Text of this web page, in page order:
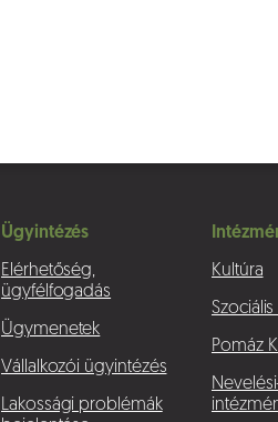
Ügyintézés
Elérhetőség,
ügyfélfogadás
Ügymenetek
Vállalkozói ügyintézés
Lakossági problémák
Kultúra
Pomáz